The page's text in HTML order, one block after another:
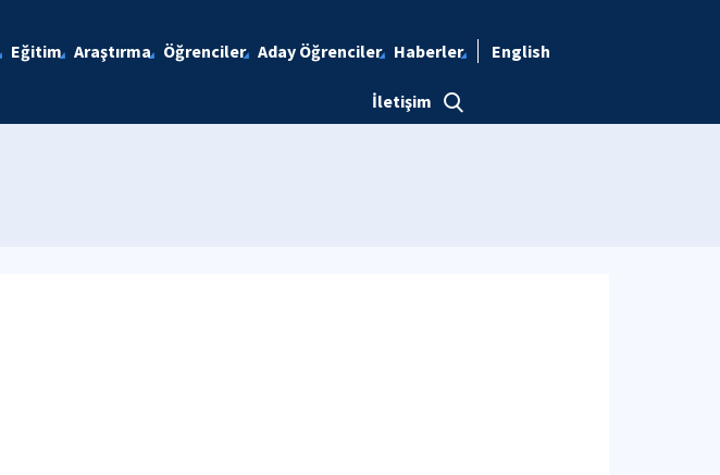
Eğitim Araştırma Öğrenciler Aday Öğrenciler Haberler
İletişim
English